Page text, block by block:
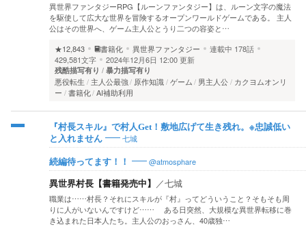
異世界ファンタジーRPG【ルーンファンタジー】は、ルーン文字の魔法
を駆使して広大な世界を冒険するオープンワールドゲームである。 主人
公はその世界へ、ゲーム主人公とうり二つの容姿と…
★12,843
書籍化 異世界ファンタジー 連載中 178話
429,581文字
2024年12月6日 12:00 更新
残酷描写有り 暴力描写有り
悪役転生 主人公最強 原作知識 ゲーム 男主人公
カクヨムオンリ
ー
書籍化 AI補助利用
『村長スキル』で村人Get！敷地広げて生き残れ。※忠誠低い
と入れません
七城
続編待ってます！！ @atmosphare
異世界村長【書籍発売中】 ／七城
職業は……村長？それにスキルが『村』ってどういうこと？そもそも周
りに人がいないんですけど…… ある日突然、大規模な異世界転移に巻
き込まれた日本人たち。主人公のおっさん、40歳独…